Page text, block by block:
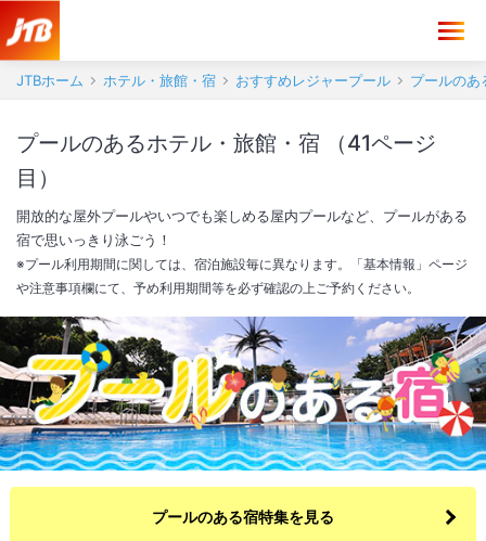
JTBホーム ホテル・旅館・宿 おすすめレジャープール プールのあ
プールのあるホテル・旅館・宿 （41ページ
目）
開放的な屋外プールやいつでも楽しめる屋内プールなど、プールがある
宿で思いっきり泳ごう！
※プール利用期間に関しては、宿泊施設毎に異なります。「基本情報」ページ
や注意事項欄にて、予め利用期間等を必ず確認の上ご予約ください。
プールのある宿特集を見る